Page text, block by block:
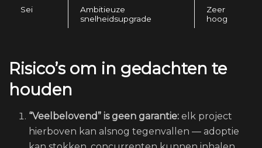
Sei
Ambitieuze
snelheidsupgrade
Zeer
hoog
Risico’s om in gedachten te
houden
“Veelbelovend” is geen garantie: elk project
hierboven kan alsnog tegenvallen — adoptie